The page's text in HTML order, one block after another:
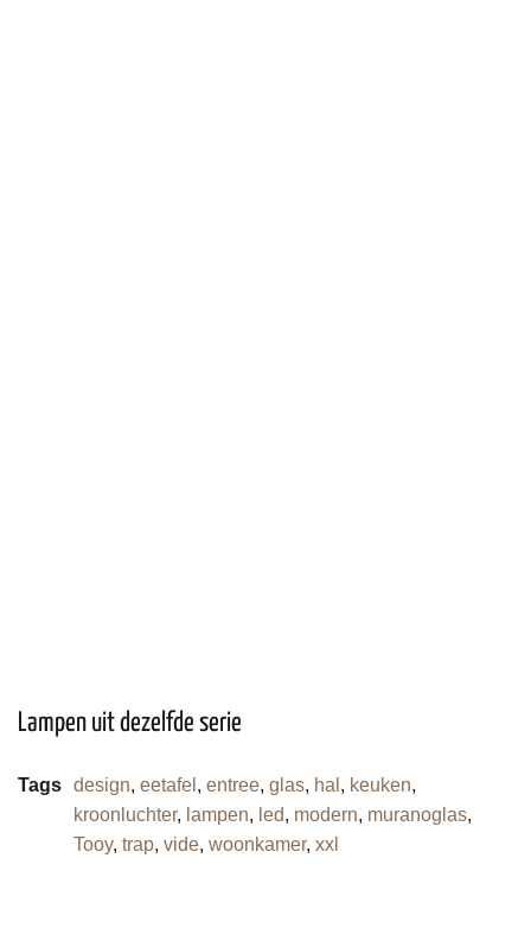
Lampen uit dezelfde serie
Tags design, eetafel , entree, glas, hal , keuken,
kroonluchter, lampen, led, modern, muranoglas,
Tooy, trap, vide, woonkamer, xxl